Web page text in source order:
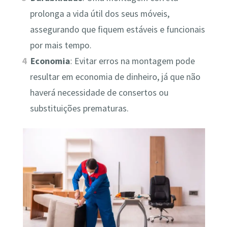
prolonga a vida útil dos seus móveis,
assegurando que fiquem estáveis e funcionais
por mais tempo.
Economia: Evitar erros na montagem pode
resultar em economia de dinheiro, já que não
haverá necessidade de consertos ou
substituições prematuras.